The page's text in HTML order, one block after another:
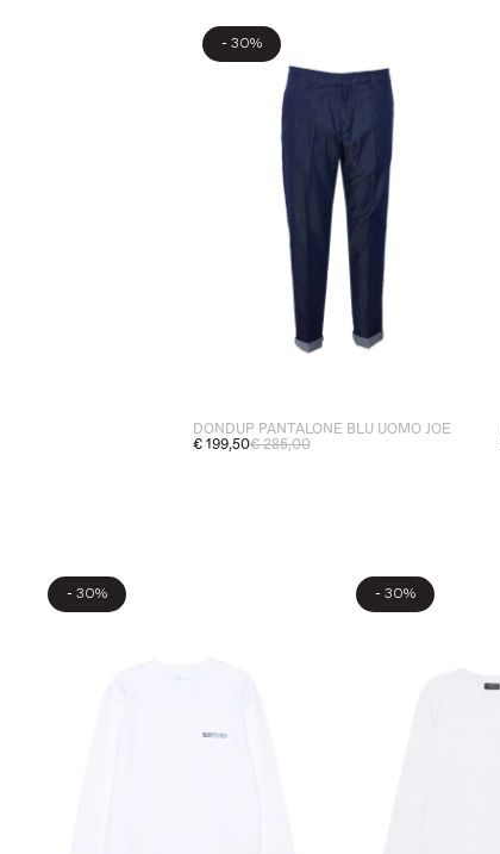
- 30%
DONDUP PANTALONE BLU UOMO JOE
€ 199,50€ 285,00
- 30% - 30%